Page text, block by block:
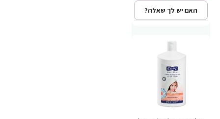
האם יש לך שאלה?